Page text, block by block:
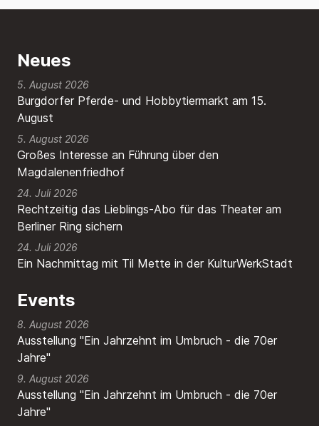
Neues
Burgdorfer Pferde- und Hobbytiermarkt am 15.
August
5. August 2026
Großes Interesse an Führung über den
Magdalenenfriedhof
5. August 2026
Rechtzeitig das Lieblings-Abo für das Theater am
Berliner Ring sichern
24. Juli 2026
Ein Nachmittag mit Til Mette in der KulturWerkStadt
24. Juli 2026
Events
8. August 2026
Ausstellung "Ein Jahrzehnt im Umbruch - die 70er
Jahre"
9. August 2026
Ausstellung "Ein Jahrzehnt im Umbruch - die 70er
Jahre"